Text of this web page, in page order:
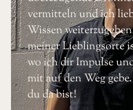
vermitteln und ich
Wissen
meiner Lieblingsorte
wo ich dir Impulse
mit auf den Weg
du da bist!